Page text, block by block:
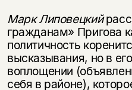
Марк Липовецкий
гражданам» Пригова
политичность
высказывания, но в
воплощении
себя в районе),